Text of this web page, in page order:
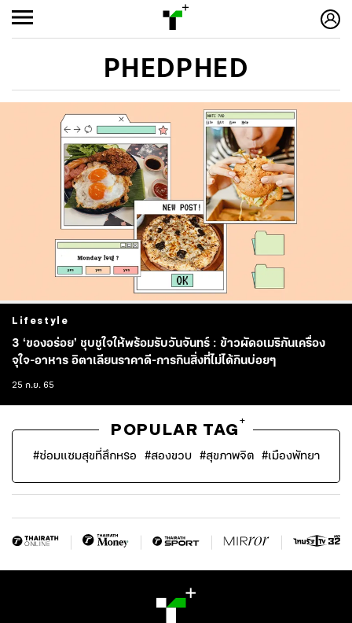
PHEDPHED
Lifestyle
3 ‘ของอร่อย’ ชุบชูใจให้พร้อมรับวันจันทร์ : ข้าวผัดอเมริกันเครื่อง
จุใจ-อาหาร อิตาเลียนราคาดี-การกินสิ่งที่ไม่ได้กินบ่อยๆ
25 ก.ย. 65
POPULAR TAG
+
#ซ่อมแซมสุขที่สึกหรอ #สองขวบ #สุขภาพจิต #เมืองพัทยา